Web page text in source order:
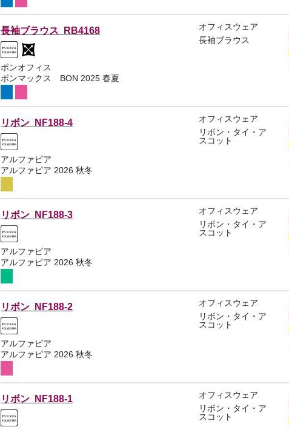
長袖ブラウス RB4168
ボンオフィス
ボンマックス BON 2025 春夏
オフィスウェア
長袖ブラウス
リボン NF188-4
アルファピア
アルファピア 2026 秋冬
オフィスウェア
リボン・タイ・ア
スコット
リボン NF188-3
アルファピア
アルファピア 2026 秋冬
オフィスウェア
リボン・タイ・ア
スコット
リボン NF188-2
アルファピア
アルファピア 2026 秋冬
オフィスウェア
リボン・タイ・ア
スコット
リボン NF188-1
オフィスウェア
リボン・タイ・ア
スコット